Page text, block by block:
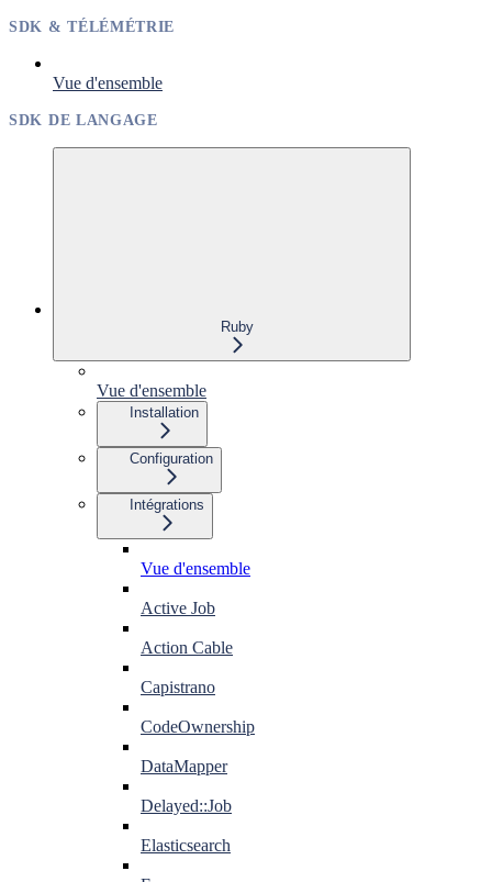
SDK & TÉLÉMÉTRIE
Vue d'ensemble
SDK DE LANGAGE
Ruby
Vue d'ensemble
Installation
Configuration
Intégrations
Vue d'ensemble
Active Job
Action Cable
Capistrano
CodeOwnership
DataMapper
Delayed::Job
Elasticsearch